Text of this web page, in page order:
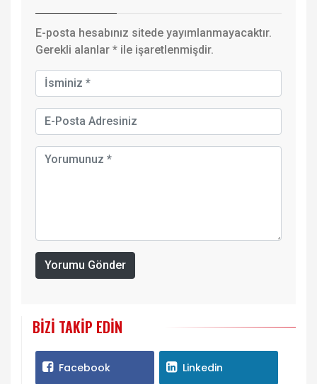
E-posta hesabınız sitede yayımlanmayacaktır.
Gerekli alanlar * ile işaretlenmişdir.
Yorumu Gönder
BIZI TAKIP EDIN
Facebook Linkedin